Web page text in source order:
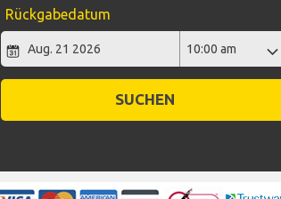
Rückgabedatum
SUCHEN